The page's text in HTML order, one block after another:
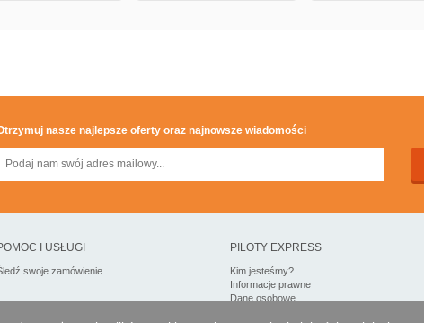
nasze najlepsze oferty oraz najnowsze wiadomości
I USŁUGI
swoje zamówienie
PILOTY EXPRESS
Kim jesteśmy?
Informacje prawne
Dane osobowe